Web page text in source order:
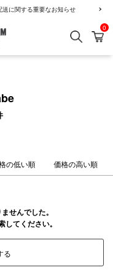
送に関する重要なお知らせ
検索 カ
0
の低い順 価格の高い順
せんでした。
てください。
る